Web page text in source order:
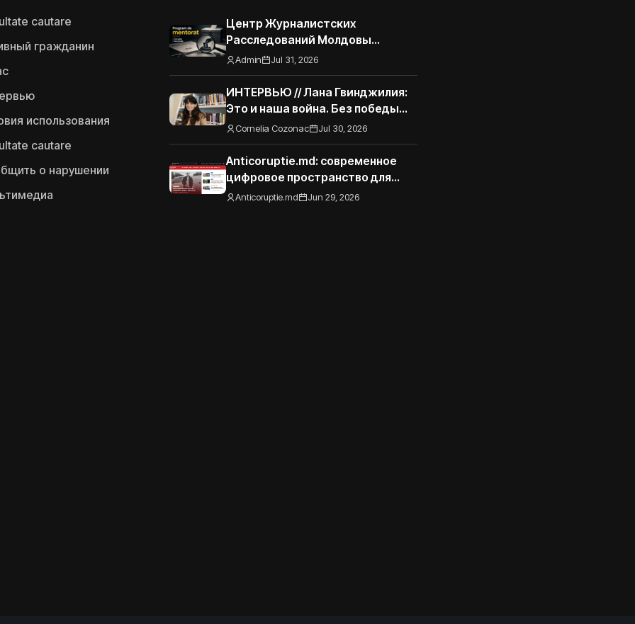
cautare
гражданин
использования
cautare
о нарушении
Центр Журналистских
Расследований Молдовы
запускает Программу
наставничества для
журналистов-расследователей
по тематике электоральной
Admin Jul 31, 2026
ИНТЕРВЬЮ // Лана Гвинджилия:
Это и наша война. Без победы
Украины Грузия не спасется
Cornelia Cozonac Jul 30, 2026
Anticoruptie.md: современное
цифровое пространство для
читателей портала
Anticoruptie.md Jun 29, 2026